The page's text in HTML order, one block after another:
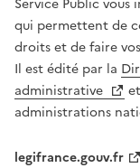
Service Public vous
qui permettent de
droits et de faire
Il est édité par la
administrative
administrations
legifrance.gouv.fr